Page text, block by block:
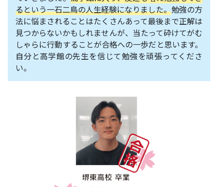
るという一石二鳥の人生経験になりました。勉強の方
法に悩まされることはたくさんあって最後まで正解は
見つからないかもしれませんが、当たって砕けてがむ
しゃらに行動することが合格への一歩だと思います。
自分と高学館の先生を信じて勉強を頑張ってくださ
い。